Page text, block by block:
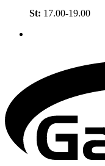
St: 17.00-19.00